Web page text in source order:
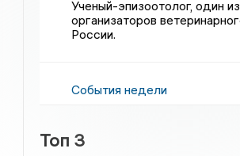
Ученый-эпизоотолог, один из
организаторов
России.
События недели
Топ 3